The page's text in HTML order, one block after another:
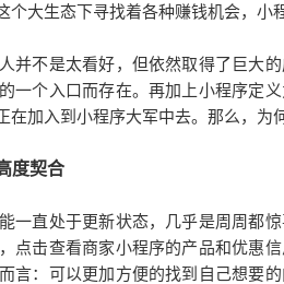
大生态下寻找着各种赚钱机会，小
不是太看好，但依然取得了巨大
一个入口而存在。再加上小程序定
加入到小程序大军中去。那么，为
度契合
直处于更新状态，几乎是周周都
点击查看商家小程序的产品和优惠
言：可以更加方便的找到自己想要